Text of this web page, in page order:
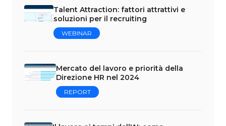
Talent Attraction: fattori attrattivi e
soluzioni per il recruiting
WEBINAR
Mercato del lavoro e priorità della
Direzione HR nel 2024
REPORT